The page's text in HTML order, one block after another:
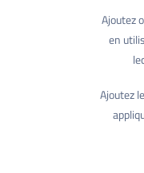
Ajoutez
en
Ajoutez